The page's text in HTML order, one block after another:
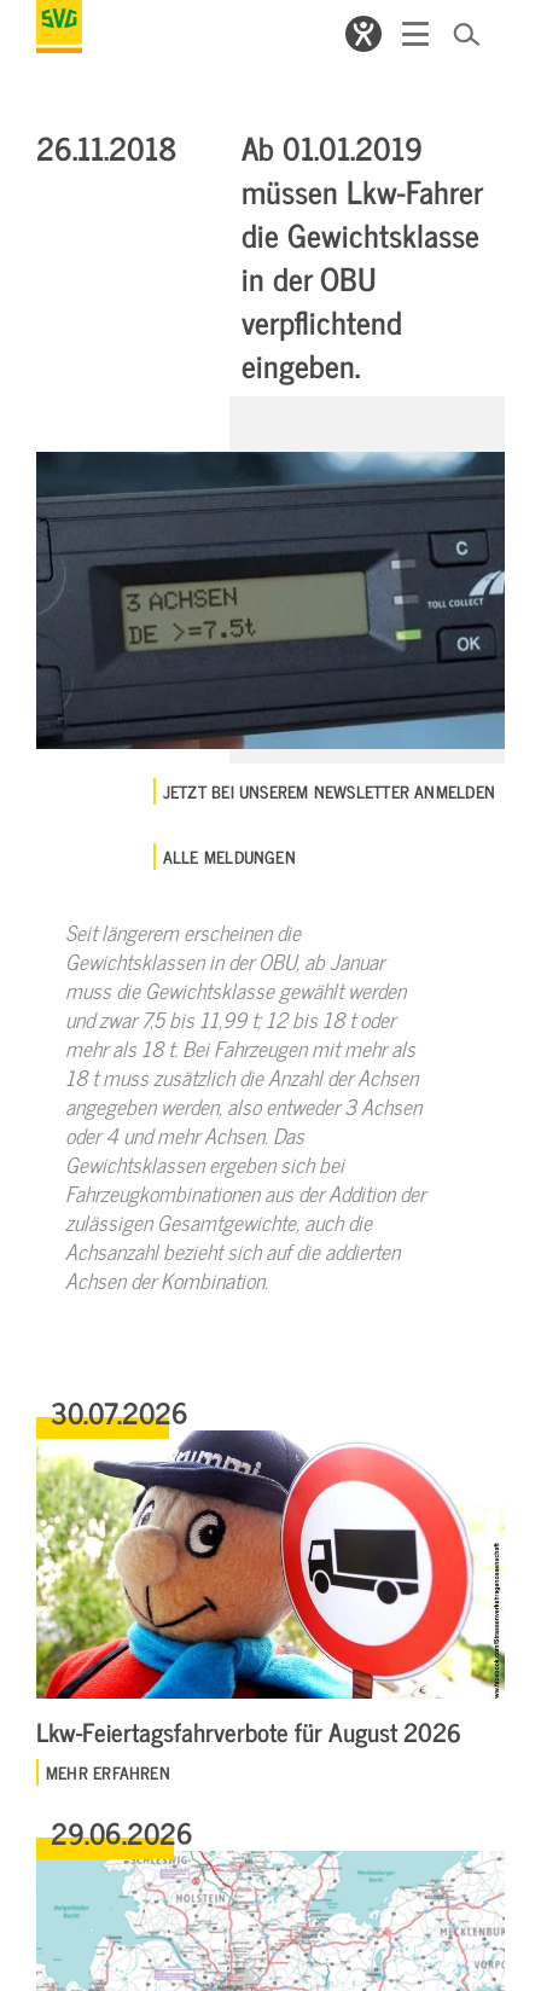
26.11.2018
Ab 01.01.2019
müssen Lkw-Fahrer
die Gewichtsklasse
in der OBU
verpflichtend
eingeben.
JETZT BEI UNSEREM NEWSLETTER ANMELDEN
ALLE MELDUNGEN
Seit längerem erscheinen die
Gewichtsklassen in der OBU, ab Januar
muss die Gewichtsklasse gewählt werden
und zwar 7,5 bis 11,99 t; 12 bis 18 t oder
mehr als 18 t. Bei Fahrzeugen mit mehr als
18 t muss zusätzlich die Anzahl der Achsen
angegeben werden, also entweder 3 Achsen
oder 4 und mehr Achsen. Das
Gewichtsklassen ergeben sich bei
Fahrzeugkombinationen aus der Addition der
zulässigen Gesamtgewichte, auch die
Achsanzahl bezieht sich auf die addierten
Achsen der Kombination.
30.07.2026
Lkw-Feiertagsfahrverbote für August 2026
MEHR ERFAHREN
29.06.2026